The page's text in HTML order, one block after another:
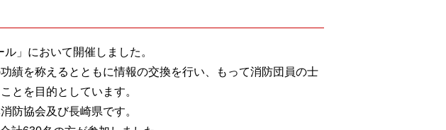
」において開催しました。
績を称えるとともに情報の交換を行い、もって消防団員の士
とを目的としています。
防協会及び長崎県です。